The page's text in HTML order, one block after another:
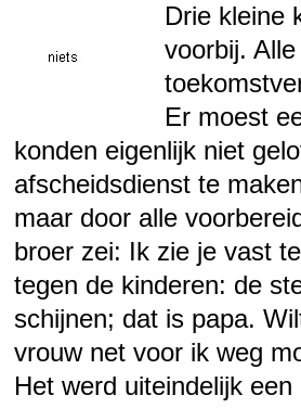
Drie kleine
voorbij.
Er moest
konden eigenlijk niet
afscheidsdienst te
maar door alle
broer zei: Ik zie je vast
tegen de kinderen: de
schijnen; dat is papa.
vrouw net voor ik weg
Het werd uiteindelijk